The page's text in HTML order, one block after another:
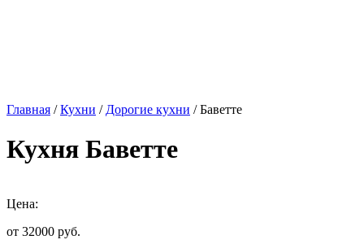
Главная /Кухни / Дорогие кухни / Баветте
Кухня Баветте
Цена:
от 32000 руб.